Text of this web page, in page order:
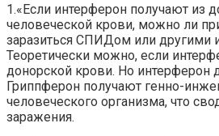
1.«Если интерферон получают из
человеческой крови, можно ли
заразиться СПИДом или другими
Теоретически можно, если
донорской крови. Но интерферон
Гриппферон получают генно-
человеческого организма, что
заражения.